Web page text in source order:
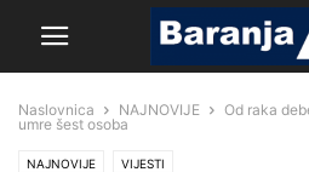
Naslovnica NAJNOVIJE
Od raka
umre šest osoba
NAJNOVIJE VIJESTI